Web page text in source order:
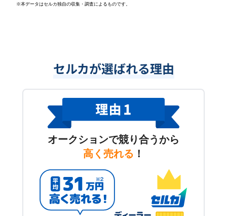
※本データはセルカ独自の収集・調査によるものです。
セルカが選ばれる理由
オークションで競り合うから
高く売れる ！